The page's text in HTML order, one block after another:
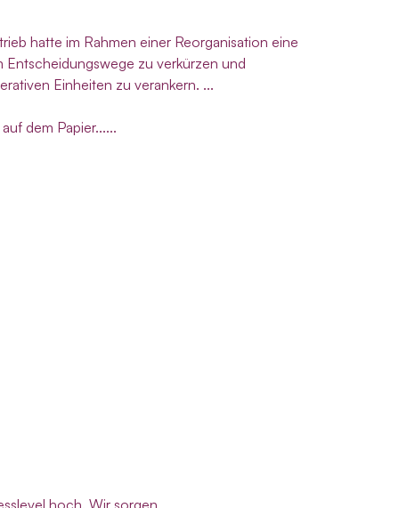
hatte im Rahmen einer Reorganisation eine
zu verkürzen und
Einheiten zu verankern. ...
dem Papier......
hoch. Wir sorgen